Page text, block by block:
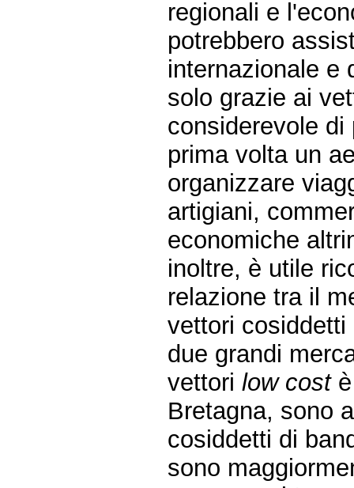
regionali e
potrebbero
internazionale e
solo grazie ai
considerevole di
prima volta un
organizzare
artigiani,
economiche
inoltre, è utile
relazione tra il
vettori
due grandi
vettorilow costè
Bretagna, sono
cosiddetti di
sono